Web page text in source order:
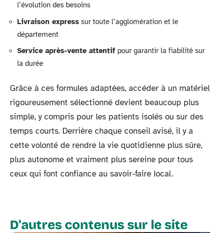
l’évolution des besoins
Livraison express sur toute l’agglomération et le
département
Service après-vente attentif pour garantir la fiabilité sur
la durée
Grâce à ces formules adaptées, accéder à un matériel
rigoureusement sélectionné devient beaucoup plus
simple, y compris pour les patients isolés ou sur des
temps courts. Derrière chaque conseil avisé, il y a
cette volonté de rendre la vie quotidienne plus sûre,
plus autonome et vraiment plus sereine pour tous
ceux qui font confiance au savoir-faire local.
D'autres contenus sur le site